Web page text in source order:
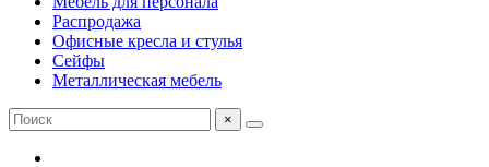
Распродажа
Офисные кресла и стулья
Сейфы
Металлическая мебель
×